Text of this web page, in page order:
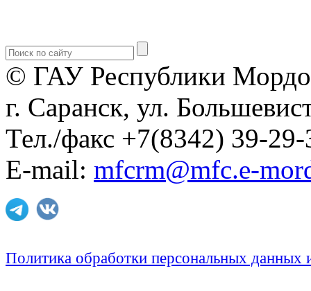
© ГАУ Республики
г. Саранск, ул.
Тел./факс +7(8342) 39-29-
E-mail: mfcrm@mfc.e-
Политика обработки персональных